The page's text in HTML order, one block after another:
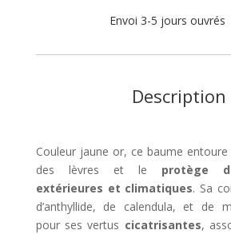
Envoi 3-5 jours ouvrés
Description
Couleur jaune or, ce baume entoure
des lèvres et le protège
extérieures et climatiques. Sa
d’anthyllide, de calendula, et de
pour ses vertus cicatrisantes,